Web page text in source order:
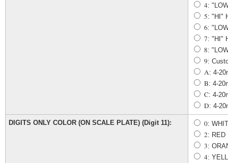
4:
5: "HI"
6:
7: "HI"
8:
9:
A: 4-
B: 4-
C: 4-
D: 4-
DIGITS ONLY COLOR (ON SCALE PLATE) (Digit 11): 0:
2: RED
3:
4: